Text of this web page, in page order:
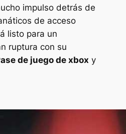
impulso detrás de
de acceso
listo para un
ruptura con su
de juego de xbox y